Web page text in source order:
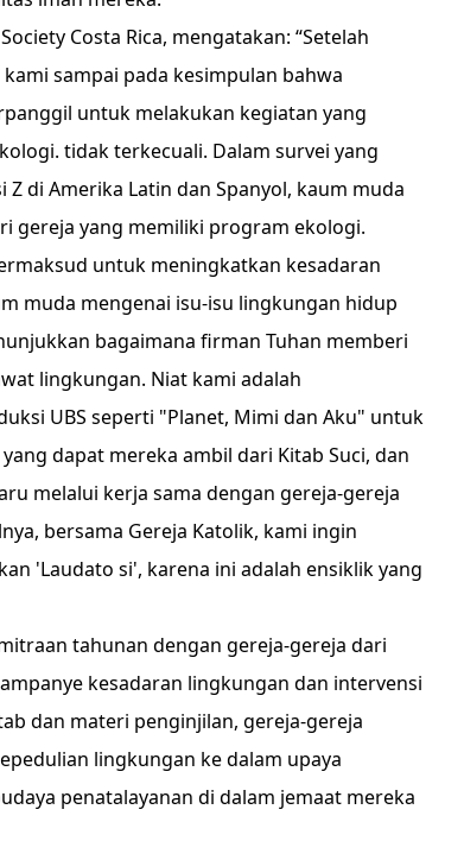
Costa Rica, mengatakan: “Setelah
sampai pada kesimpulan bahwa
untuk melakukan kegiatan yang
tidak terkecuali. Dalam survei yang
di Amerika Latin dan Spanyol, kaum muda
gereja yang memiliki program ekologi.
untuk meningkatkan kesadaran
muda mengenai isu-isu lingkungan hidup
bagaimana firman Tuhan memberi
lingkungan. Niat kami adalah
UBS seperti "Planet, Mimi dan Aku" untuk
dapat mereka ambil dari Kitab Suci, dan
melalui kerja sama dengan gereja-gereja
bersama Gereja Katolik, kami ingin
'Laudato si', karena ini adalah ensiklik yang
tahunan dengan gereja-gereja dari
kesadaran lingkungan dan intervensi
dan materi penginjilan, gereja-gereja
lingkungan ke dalam upaya
penatalayanan di dalam jemaat mereka